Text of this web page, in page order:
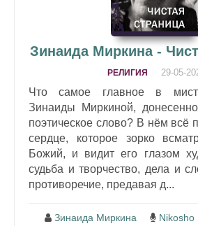
Зинаида Миркина -
РЕЛИГИЯ 29-05-
Что самое главное в
Зинаиды Миркиной,
поэтическое слово? В нём всё
сердце, которое зорко
Божий, и видит его глазом
судьба и творчество, дела и
противоречие, предавая д...
Зинаида Миркина Nikosho